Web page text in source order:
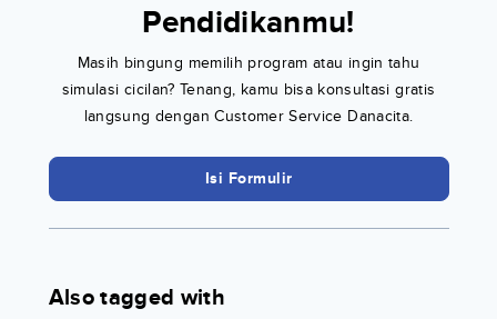
Pendidikanmu!
Masih bingung memilih program atau ingin tahu
simulasi cicilan? Tenang, kamu bisa konsultasi gratis
langsung dengan Customer Service Danacita.
Isi Formulir
Also tagged with